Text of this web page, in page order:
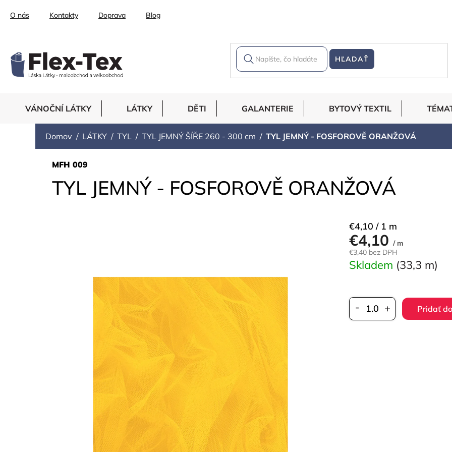
O nás Kontakty Doprava Blog
HĽADAŤ
VÁNOČNÍ LÁTKY LÁTKY DĚTI GALANTERIE BYTOVÝ TEXTIL
Domov LÁTKY TYL TYL JEMNÝ ŠÍŘE 260 - 300 cm TYL JEMNÝ - FOSFOROVĚ ORANŽOVÁ
TYL JEMNÝ - FOSFOROVĚ ORANŽOVÁ
MFH 009
€4,10 / m
€3,40 bez DPH
Jednotková
cena:
€4,10 / 1 m
Skladem (33,3 m)
Pridať